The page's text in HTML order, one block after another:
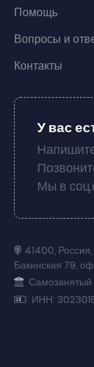
Помощь
Вопросы и
Контакты
У вас
Мы в
41400, Россия,
Бакинская 79,
Самозанятый
ИНН: